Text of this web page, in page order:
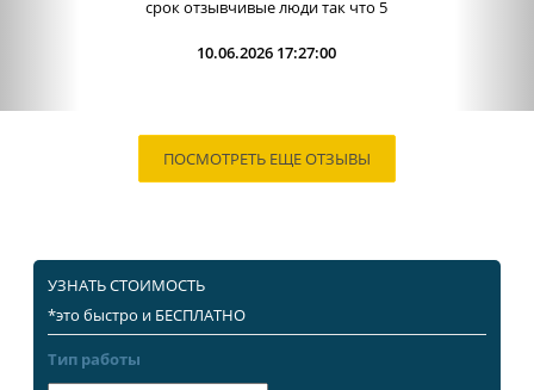
срок отзывчивые люди так что 5
10.06.2026 17:27:00
ПОСМОТРЕТЬ ЕЩЕ ОТЗЫВЫ
УЗНАТЬ СТОИМОСТЬ
*это быстро и БЕСПЛАТНО
Тип работы